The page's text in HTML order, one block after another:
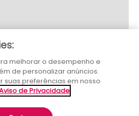
melhorar o desempenho e
de personalizar anúncios.
suas preferências em nosso
de Privacidade